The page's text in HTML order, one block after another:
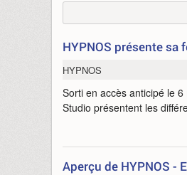
HYPNOS présente sa
HYPNOS
Sorti en accès anticipé le
Studio présentent les
Aperçu de HYPNOS -